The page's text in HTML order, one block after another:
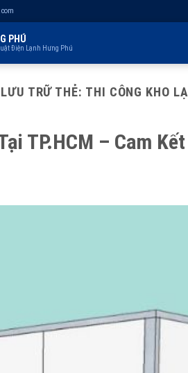
PHÚ
Điện Lạnh Hưng Phú
LƯU TRỮ THẺ: THI CÔNG KHO
TP.HCM – Cam